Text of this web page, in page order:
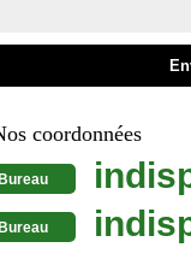
coordonnées